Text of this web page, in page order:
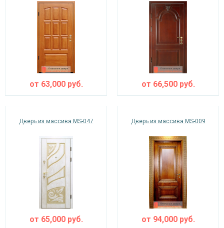
от 63,000руб. от 66,500руб.
Дверь из массива MS-047
от 65,000руб.
Дверь из массива MS-009
от 94,000руб.